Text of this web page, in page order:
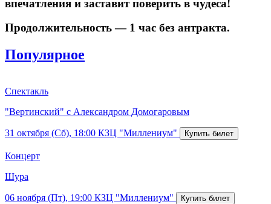
впечатления и заставит поверить в чудеса!
Продолжительность — 1 час без антракта.
Популярное
Спектакль
"Вертинский" с Александром Домогаровым
31 октября (Сб), 18:00 КЗЦ "Миллениум"
Концерт
Шура
06 ноября (Пт), 19:00 КЗЦ "Миллениум"